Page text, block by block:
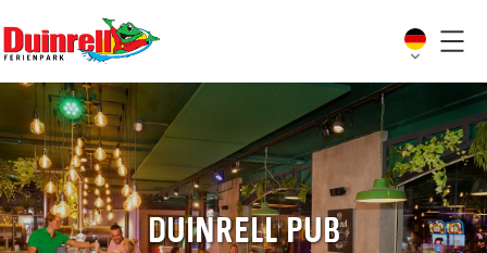
Duinrell Pub